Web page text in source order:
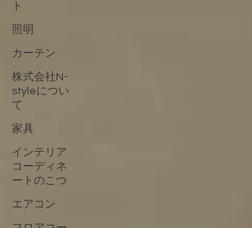
ト
照明
カーテン
株式会社N-
styleについ
て
家具
インテリア
コーディネ
ートのこつ
エアコン